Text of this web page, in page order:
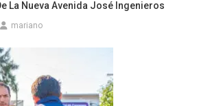
La Nueva Avenida José Ingenieros
mariano